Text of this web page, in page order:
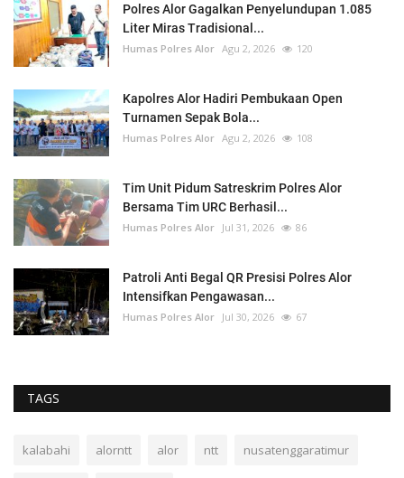
Polres Alor Gagalkan Penyelundupan 1.085
Liter Miras Tradisional...
Humas Polres Alor Agu 2, 2026 120
Kapolres Alor Hadiri Pembukaan Open
Turnamen Sepak Bola...
Humas Polres Alor Agu 2, 2026 108
Tim Unit Pidum Satreskrim Polres Alor
Bersama Tim URC Berhasil...
Humas Polres Alor Jul 31, 2026 86
Patroli Anti Begal QR Presisi Polres Alor
Intensifkan Pengawasan...
Humas Polres Alor Jul 30, 2026 67
TAGS
kalabahi alorntt alor ntt nusatenggaratimur